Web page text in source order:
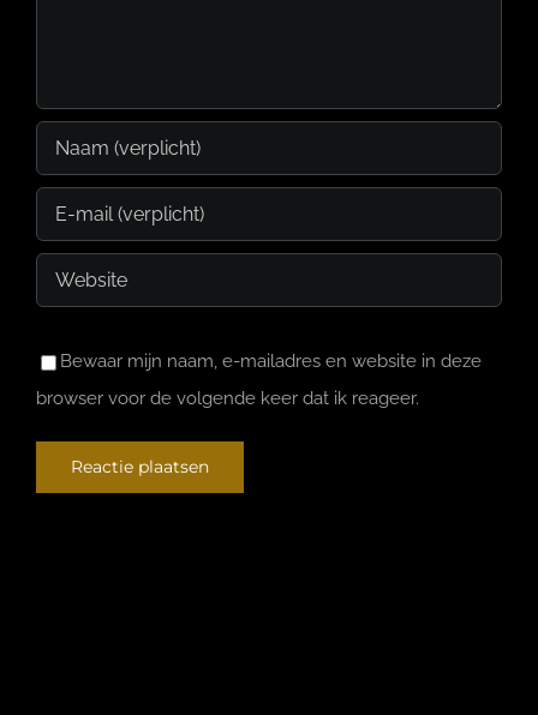
Bewaar mijn naam, e-mailadres en website in deze
browser voor de volgende keer dat ik reageer.